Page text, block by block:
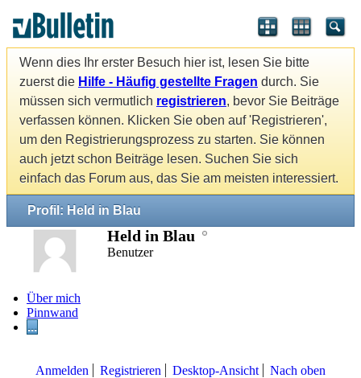
Wenn dies Ihr erster Besuch hier ist, lesen Sie bitte
zuerst die Hilfe - Häufig gestellte Fragen durch. Sie
müssen sich vermutlich registrieren, bevor Sie Beiträge
verfassen können. Klicken Sie oben auf 'Registrieren',
um den Registrierungsprozess zu starten. Sie können
auch jetzt schon Beiträge lesen. Suchen Sie sich
einfach das Forum aus, das Sie am meisten interessiert.
Profil: Held in Blau
Held in Blau
Benutzer
Über mich
Pinnwand
...
Anmelden Registrieren Desktop-Ansicht Nach oben